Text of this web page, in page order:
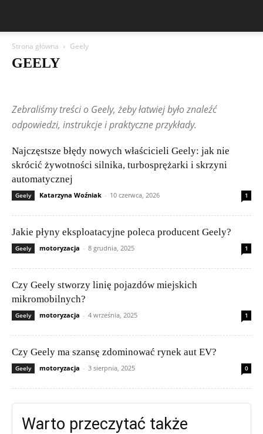
Strona główna Geely
GEELY
Honda
Hyundai Jeep Kia Lamborghini Lexus
Maserati
Mazda
Mercedes-Benz Mitsubishi Nissan
Peugeot
Porsche
Rolls-Royce Subaru
Tesla
Toyota Volkswagen (VW) Volvo Wpisy czytelników
Zebraliśmy treści o Geely, żeby łatwiej było znaleźć
odpowiedzi, instrukcje i praktyczne przykłady.
Najczęstsze błędy nowych właścicieli Geely: jak nie
skrócić żywotności silnika, turbosprężarki i skrzyni
automatycznej
Geely Katarzyna Woźniak - 10 czerwca, 2026 1
Jakie płyny eksploatacyjne poleca producent Geely?
Geely motoryzacja - 8 grudnia, 2025 1
Czy Geely stworzy linię pojazdów miejskich
mikromobilnych?
Geely motoryzacja - 4 września, 2025 1
Czy Geely ma szansę zdominować rynek aut EV?
Geely motoryzacja - 3 sierpnia, 2025 0
Warto przeczytać także